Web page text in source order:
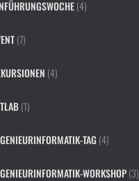
(4)
(7)
(4)
(1)
TAG (4)
WORKSHOP(3)